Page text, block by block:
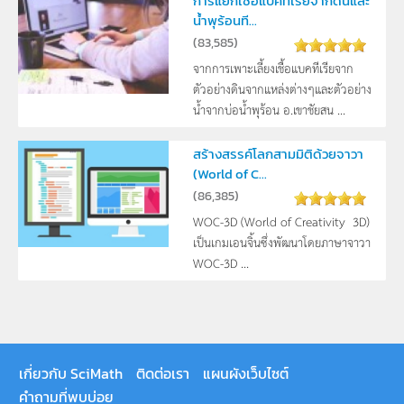
น้ำพุร้อนที...
(83,585)
จากการเพาะเลี้ยงเชื้อแบคทีเรียจาก
ตัวอย่างดินจากแหล่งต่างๆและตัวอย่าง
น้ำจากบ่อน้ำพุร้อน อ.เขาชัยสน ...
สร้างสรรค์โลกสามมิติด้วยจาวา
(World of C...
(86,385)
WOC-3D (World of Creativity  3D)
เป็นเกมเอนจิ้นซึ่งพัฒนาโดยภาษาจาวา
WOC-3D ...
เกี่ยวกับ SciMath ติดต่อเรา
แผนผังเว็บไซต์
คำถามที่พบบ่อย